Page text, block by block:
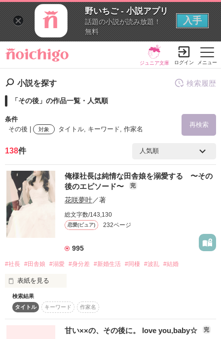
野いちご - 小説アプリ
話題の小説が読み放題！
無料
入手
メニュー
ジュニア文庫 ログイン
小説を探す
「その後」の作品一覧・人気順
条件
その後 |
対象 タイトル, キーワード, 作家名
再検索
検索ワード
を含む
タイトル キーワード 作家名 表紙コメント
あらすじ
ジャンル
検索履歴
138件
俺様社長は純情な田舎娘を溺愛する 〜その
後のエピソード〜
完
花咲夢叶／著
総文字数/143,130
恋愛(ピュア) 232ページ
995
#社長 #田舎娘 #溺愛 #身分差 #新婚生活 #同棲 #波乱 #結婚
表紙を見る
「俺様社長は純情な田舎娘を溺愛する。」
の続編になります。
みかん農家の娘　堀井（間宮）果穂（25歳）
検索結果
タイトル
キーワード 作家名
甘い××の、その後に。 love you,baby☆ 完